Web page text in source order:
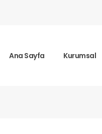
Ana Sayfa Kurumsal
Ledli